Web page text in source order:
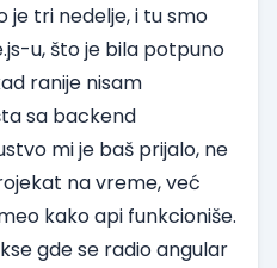
je tri nedelje, i tu smo
u, što je bila potpuno
ranije nisam
sa backend
mi je baš prijalo, ne
na vreme, već
kako api funkcioniše.
gde se radio angular